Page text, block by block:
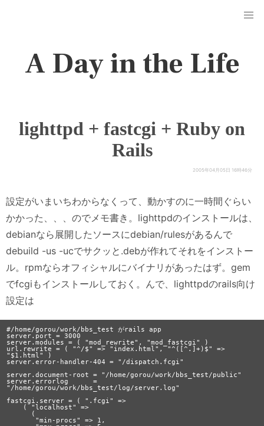
A Day in the Life
lighttpd + fastcgi + Ruby on
Rails
2005年04月05日 16時46分
設定がいまいちわからなくって、動かすのに一時間ぐらい
かかった、、、のでメモ書き。lighttpdのインストールは、
debianなら展開したソースにdebian/rulesがあるんで
debuild -us -ucでサクッと.debが作れてそれをインストー
ル。rpmならオフィシャルにバイナリがあったはず。gem
でfcgiもインストールしておく。んで、lighttpdのrails向け
設定は
#/home/gorou/work/bbs_test がrails app
server.port = 3000
server.modules = ( "mod_rewrite", "mod_fastcgi" )
url.rewrite = ( "^/$" => "index.html", "^([^.]+)$" =>
"$1.html" )
server.error-handler-404 = "/dispatch.fcgi"
server.document-root = "/home/gorou/work/bbs_test/public"
server.errorlog      =
"/home/gorou/work/bbs_test/log/server.log"
fastcgi.server = ( ".fcgi" =>